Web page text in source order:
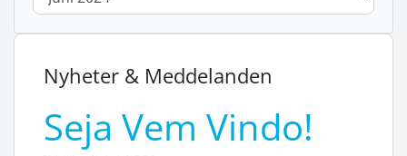
Nyheter & Meddelanden
Seja Vem Vindo!